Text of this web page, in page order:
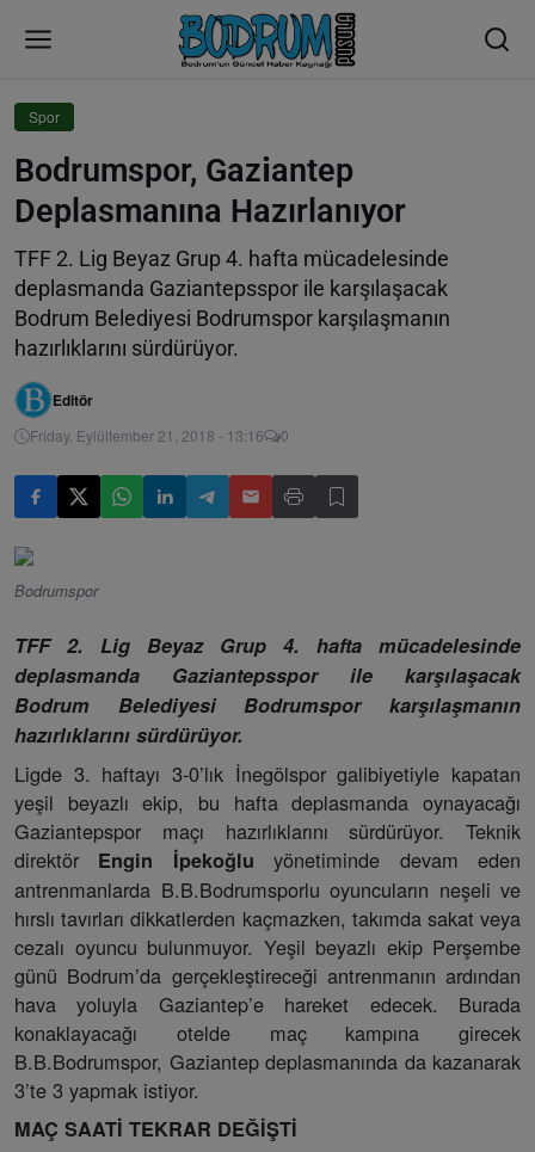
Spor
Bodrumspor, Gazi̇antep
Deplasmanına Hazırlanıyor
TFF 2. Lig Beyaz Grup 4. hafta mücadelesinde
deplasmanda Gaziantepsspor ile karşılaşacak
Bodrum Belediyesi Bodrumspor karşılaşmanın
hazırlıklarını sürdürüyor.
Editör
Friday, Eylültember 21, 2018 - 13:16 0
Bodrumspor
TFF 2. Lig Beyaz Grup 4. hafta mücadelesinde
deplasmanda Gaziantepsspor ile karşılaşacak
Bodrum Belediyesi Bodrumspor karşılaşmanın
hazırlıklarını sürdürüyor.
Ligde 3. haftayı 3-0’lık İnegölspor galibiyetiyle kapatan
yeşil beyazlı ekip, bu hafta deplasmanda oynayacağı
Gaziantepspor maçı hazırlıklarını sürdürüyor. Teknik
direktör Engin İpekoğlu yönetiminde devam eden
antrenmanlarda B.B.Bodrumsporlu oyuncuların neşeli ve
hırslı tavırları dikkatlerden kaçmazken, takımda sakat veya
cezalı oyuncu bulunmuyor. Yeşil beyazlı ekip Perşembe
günü Bodrum’da gerçekleştireceği antrenmanın ardından
hava yoluyla Gaziantep’e hareket edecek. Burada
konaklayacağı otelde maç kampına girecek
B.B.Bodrumspor, Gaziantep deplasmanında da kazanarak
3’te 3 yapmak istiyor.
MAÇ SAATİ TEKRAR DEĞİŞTİ